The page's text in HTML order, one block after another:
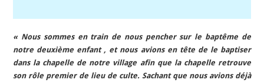
« Nous sommes en train de nous pencher sur le baptême de
notre deuxième enfant , et nous avions en tête de le baptiser
dans la chapelle de notre village afin que la chapelle retrouve
son rôle premier de lieu de culte. Sachant que nous avions déjà